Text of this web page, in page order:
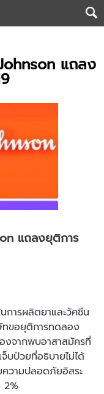
แถลง
แถลงยุติการ
ารผลิตยาและวัคซีน
ทขอยุติการทดลอง
งจากพบอาสาสมัครที่
บป่วยที่อธิบายไม่ได้
วามปลอดภัยอิสระ
2%